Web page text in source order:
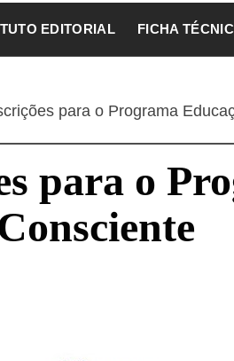
EDITORIAL FICHA
para o Programa
para o